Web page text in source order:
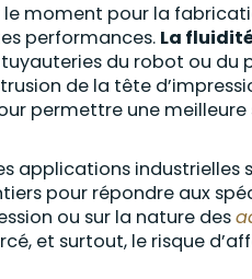
moment pour la
performances. La
du robot ou du
de la tête
permettre une
applications industrielles
pour répondre aux
ou sur la nature des
et surtout, le risque